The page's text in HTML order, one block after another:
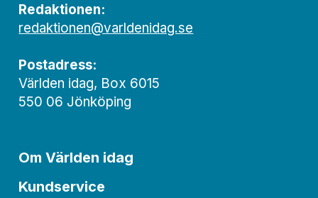
Redaktionen:
redaktionen@varldenidag.se
Postadress:
Världen idag, Box 6015
550 06 Jönköping
Om Världen idag
Kundservice